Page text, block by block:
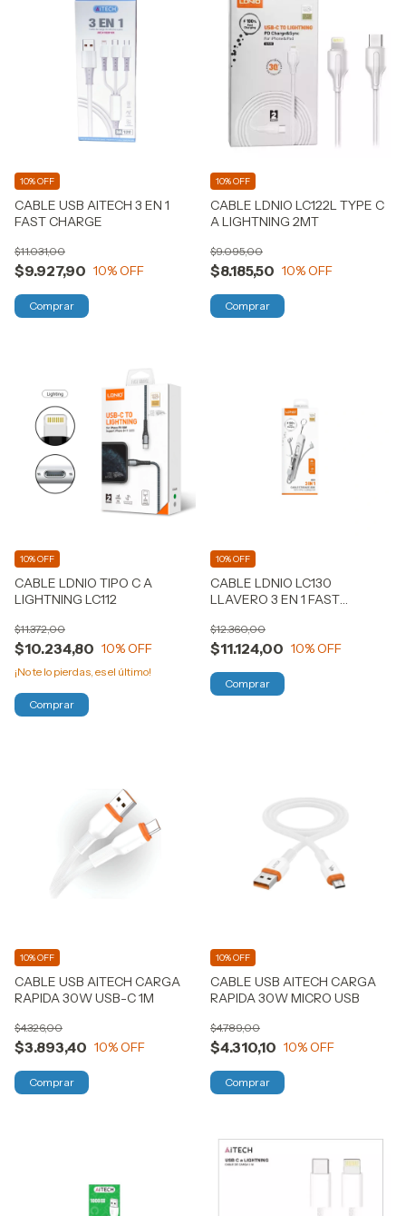
CABLE USB AITECH 3 EN 1
FAST CHARGE
$9.927,90
$11.031,00
10% OFF
10% OFF
CABLE LDNIO LC122L TYPE C
A LIGHTNING 2MT
$8.185,50
$9.095,00
10% OFF
10% OFF
CABLE LDNIO TIPO C A
LIGHTNING LC112
$10.234,80
$11.372,00
10% OFF
10% OFF
¡No te lo pierdas, es el último!
CABLE LDNIO LC130
LLAVERO 3 EN 1 FAST
$11.124,00
$12.360,00
10% OFF
10% OFF
CABLE USB AITECH CARGA
RAPIDA 30W USB-C 1M
$3.893,40
$4.326,00
10% OFF
10% OFF
CABLE USB AITECH CARGA
RAPIDA 30W MICRO USB
$4.310,10
$4.789,00
10% OFF
10% OFF